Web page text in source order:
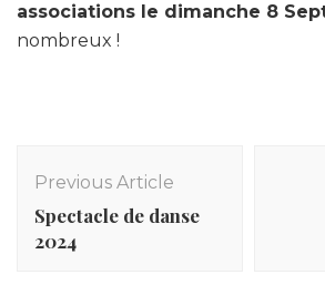
associations le dimanche 8
nombreux !
Navigation
Previous Article
Spectacle de danse
2024